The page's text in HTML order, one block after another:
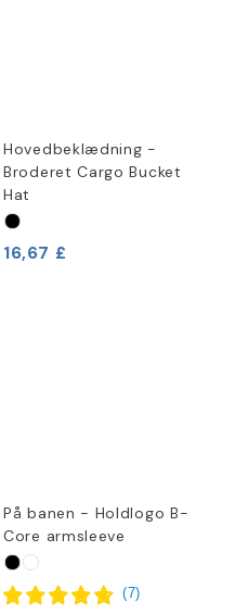
Hovedbeklædning -
Broderet Cargo Bucket
Hat
16,67 £
På banen - Holdlogo B-
Core armsleeve
(7)